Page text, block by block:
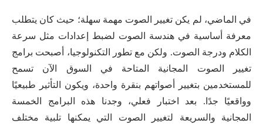
في الماضي، لم يكن تغيير الصوت مهمة سهلة؛ حيث كان يتطلب
معرفة أساسية في هندسة الصوت لضبط إعدادات مثل سرعة
الكلام ودرجة الصوت. ولكن مع تطور التكنولوجيا، أصبحت برامج
تغيير الصوت المجانية المتاحة في السوق الآن تسمح
للمستخدمين بتغيير أصواتهم بنقرة واحدة، ويكون التأثير طبيعيًا
وواقعيًا جدًا. بعد اختبار فعلي، وجدنا هذه البرامج الخمسة
المجانية والسريعة لتغيير الصوت التي يمكنها تلبية مختلف